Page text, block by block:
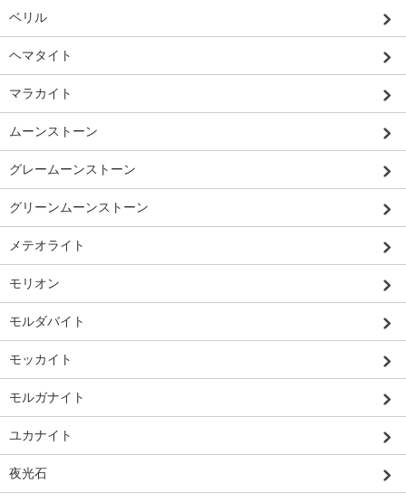
ベリル
ヘマタイト
マラカイト
ムーンストーン
グレームーンストーン
グリーンムーンストーン
メテオライト
モリオン
モルダバイト
モッカイト
モルガナイト
ユカナイト
夜光石